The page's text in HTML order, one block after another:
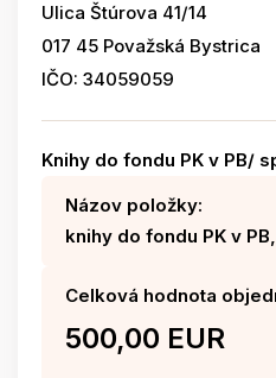
Ulica Štúrova 41/14
017 45 Považská Bystrica
IČO: 34059059
Knihy do fondu PK v PB/
Názov položky:
knihy do fondu PK v
Celková hodnota
500,00 EUR